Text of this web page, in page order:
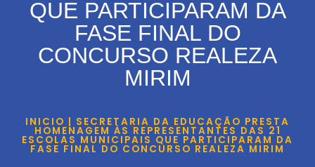
INICIO | SECRETARIA DA EDUCAÇÃO PRESTA
HOMENAGEM ÀS REPRESENTANTES DAS 21
ESCOLAS MUNICIPAIS QUE PARTICIPARAM DA
FASE FINAL DO CONCURSO REALEZA MIRIM
QUE PARTICIPARAM DA
FASE FINAL DO
CONCURSO REALEZA
MIRIM